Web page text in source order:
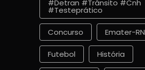
#detran #trânsito #cnh
#testeprático
Concurso Emater-RN
Futebol História